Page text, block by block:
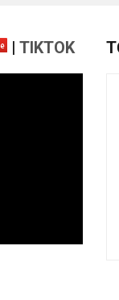
| TIKTOK